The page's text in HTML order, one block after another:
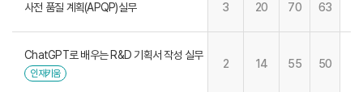
사전 품질 계획(APQP)실무 3 20 70 63
ChatGPT로 배우는 R&D 기획서 작성 실무
인재키움
2 14 55 50